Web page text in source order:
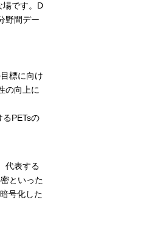
場です。D
野間デー
標に向け
の向上に
PETsの
代表する
といった
号化した